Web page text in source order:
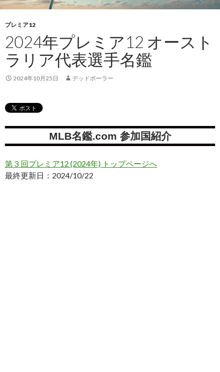
プレミア12
2024年プレミア12 オースト
ラリア代表選手名鑑
2024年10月25日 デッドボーラー
MLB名鑑.com 参加国紹介
第３回プレミア12 (2024年) トップページへ
最終更新日：2024/10/22